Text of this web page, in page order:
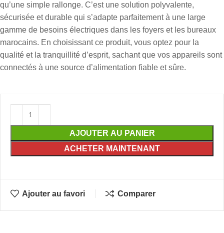
qu’une simple rallonge. C’est une solution polyvalente,
sécurisée et durable qui s’adapte parfaitement à une large
gamme de besoins électriques dans les foyers et les bureaux
marocains. En choisissant ce produit, vous optez pour la
qualité et la tranquillité d’esprit, sachant que vos appareils sont
connectés à une source d’alimentation fiable et sûre.
AJOUTER AU PANIER
ACHETER MAINTENANT
Ajouter au favori Comparer